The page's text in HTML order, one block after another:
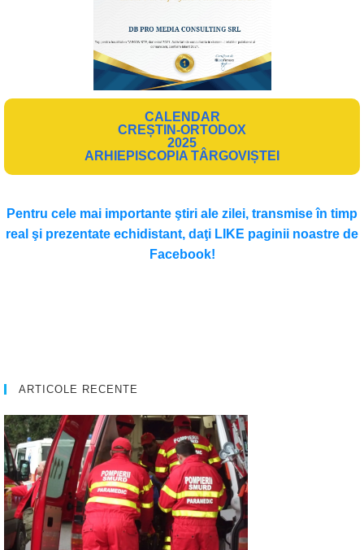
CALENDAR
CREȘTIN-ORTODOX
2025
ARHIEPISCOPIA TÂRGOVIȘTEI
Pentru cele mai importante ştiri ale zilei, transmise în timp
real şi prezentate echidistant, daţi LIKE paginii noastre de
Facebook!
ARTICOLE RECENTE